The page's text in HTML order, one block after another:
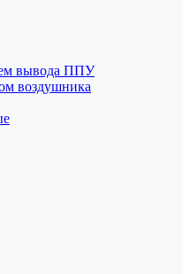
вывода ППУ
воздушника